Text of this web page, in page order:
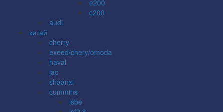
e200
c200
audi
китай
cherry
exeed/chery/omoda
haval
jac
shaanxi
cummins
isbe